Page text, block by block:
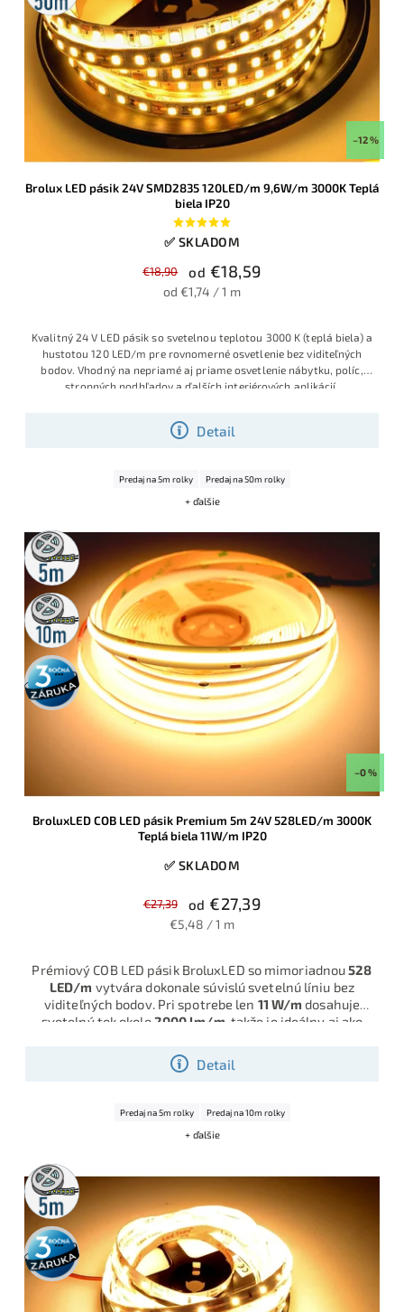
–12 %
Brolux LED pásik 24V SMD2835 120LED/m 9,6W/m 3000K Teplá
biela IP20
✅ SKLADOM
€18,90 od €18,59
od €1,74 / 1 m
Detail
Kvalitný 24 V LED pásik so svetelnou teplotou 3000 K (teplá biela) a
hustotou 120 LED/m pre rovnomerné osvetlenie bez viditeľných
bodov. Vhodný na nepriamé aj priame osvetlenie nábytku, políc,
stropných podhľadov a ďalších interiérových aplikácií.
Predaj na 5m rolky Predaj na 50m rolky
+ ďalšie
5m
rolka
10m
rolka
3 roky
záruka
–0 %
BroluxLED COB LED pásik Premium 5m 24V 528LED/m 3000K
Teplá biela 11W/m IP20
✅ SKLADOM
€27,39 od €27,39
€5,48 / 1 m
Detail
Prémiový COB LED pásik BroluxLED so mimoriadnou528
LED/m vytvára dokonale súvislú svetelnú líniu bez
viditeľných bodov. Pri spotrebe len 11 W/m dosahuje
svetelný tok okolo2000 lm/m , takže je ideálny aj ako
teplého bieleho svetla 3000K v interiéri.
Predaj na 5m rolky Predaj na 10m rolky
+ ďalšie
5m
rolka
3 roky
záruka